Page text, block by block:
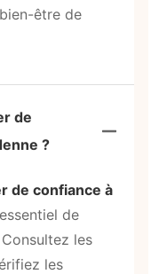
être de
de
?
de confiance à
de
les
les